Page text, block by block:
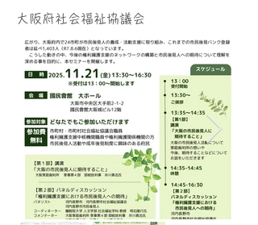
大阪府社会福祉協議会